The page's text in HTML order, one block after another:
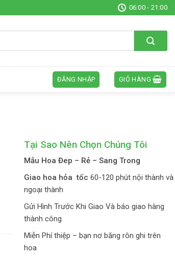
06:00 - 21:00
ĐĂNG NHẬP GIỎ HÀNG
Tại Sao Nên Chọn Chúng Tôi
Mẫu Hoa Đep – Rẻ – Sang Trong
Giao hoa hỏa tốc 60-120 phút nội thành và
ngoại thành
Gửi Hình Trước Khi Giao Và báo giao hàng
thành công
Miễn Phí thiệp – bạn nơ băng rôn ghi trên
hoa